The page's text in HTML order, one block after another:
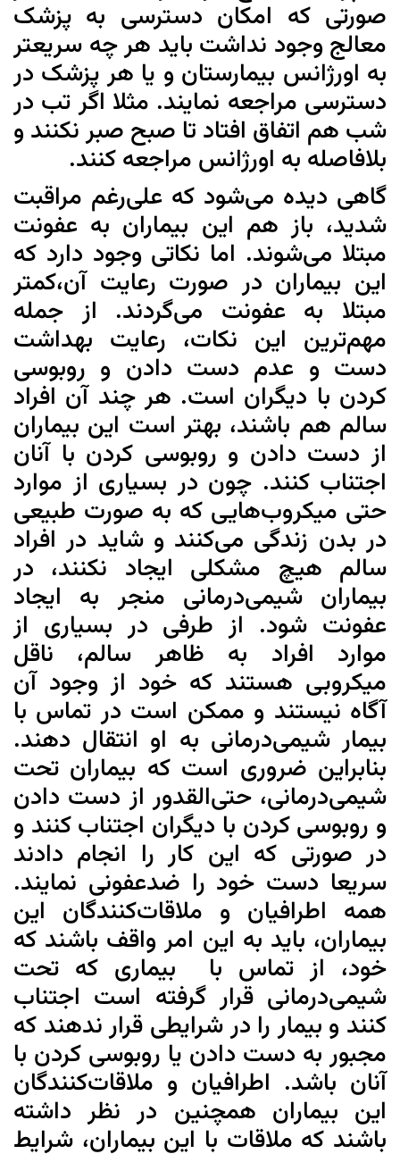
صورتی که امکان دسترسی به پزشک
معالج وجود نداشت باید هر چه سریعتر
به اورژانس بیمارستان و یا هر پزشک در
دسترسی مراجعه نمایند. مثلا اگر تب در
شب هم اتفاق افتاد تا صبح صبر نکنند و
بلافاصله به اورژانس مراجعه کنند.
گاهی دیده می‌شود که علی‌رغم مراقبت
شدید، باز هم این بیماران به عفونت
مبتلا می‌شوند. اما نکاتی وجود دارد که
این بیماران در صورت رعایت آن،‌کمتر
مبتلا به عفونت می‌گردند. از جمله
مهم‌ترین این نکات، رعایت بهداشت
دست و عدم دست دادن و روبوسی
کردن با دیگران است. هر چند آن افراد
سالم هم باشند، بهتر است این بیماران
از دست دادن و روبوسی کردن با آنان
اجتناب کنند. چون در بسیاری از موارد
حتی میکروب‌هایی که به صورت طبیعی
در بدن زندگی می‌کنند و شاید در افراد
سالم هیچ مشکلی ایجاد نکنند، در
بیماران شیمی‌درمانی منجر به ایجاد
عفونت شود. از طرفی در بسیاری از
موارد افراد به ظاهر سالم، ناقل
میکروبی هستند که خود از وجود آن
آگاه نیستند و ممکن است در تماس با
بیمار شیمی‌درمانی به او انتقال دهند.
بنابراین ضروری است که بیماران تحت
شیمی‌درمانی، حتی‌القدور از دست دادن
و روبوسی کردن با دیگران اجتناب کنند و
در صورتی که این کار را انجام دادند
سریعا دست خود را ضدعفونی نمایند.
همه اطرافیان و ملاقات‌کنندگان این
بیماران، باید به این امر واقف باشند که
خود، از تماس با بیماری که تحت
شیمی‌درمانی قرار گرفته است اجتناب
کنند و بیمار را در شرایطی قرار ندهند که
مجبور به دست دادن یا روبوسی کردن با
آنان باشد. اطرافیان و ملاقات‌کنندگان
این بیماران همچنین در نظر داشته
باشند که ملاقات با این بیماران، شرایط